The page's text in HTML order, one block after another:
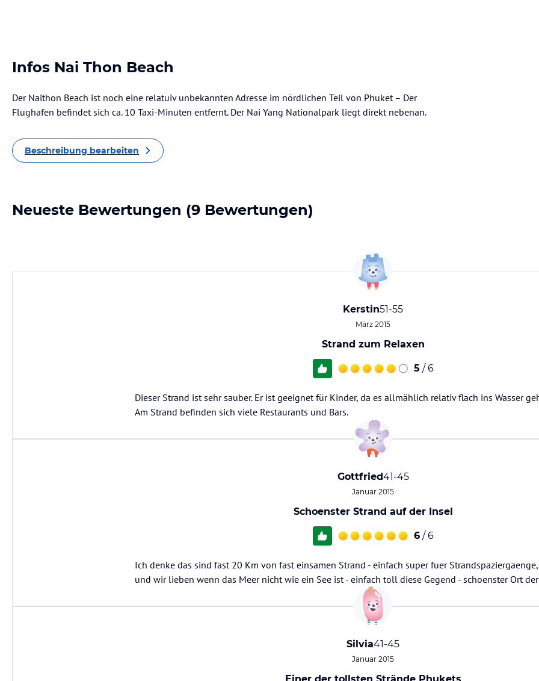
Infos Nai Thon Beach
Der Naithon Beach ist noch eine relatuiv unbekannten Adresse im nördlichen Teil von Phuket – Der
Flughafen befindet sich ca. 10 Taxi-Minuten entfernt. Der Nai Yang Nationalpark liegt direkt nebenan.
Beschreibung bearbeiten
Neueste Bewertungen (9 Bewertungen)
Kerstin51-55
März 2015
Strand zum Relaxen
5 / 6
Dieser Strand ist sehr sauber. Er ist geeignet für Kinder, da es allmählich relativ flach ins Wasser
Am Strand befinden sich viele Restaurants und Bars.
Gottfried41-45
Januar 2015
Schoenster Strand auf der Insel
6 / 6
Ich denke das sind fast 20 Km von fast einsamen Strand - einfach super fuer
und wir lieben wenn das Meer nicht wie ein See ist - einfach toll diese Gegend - schoenster Ort
Silvia41-45
Januar 2015